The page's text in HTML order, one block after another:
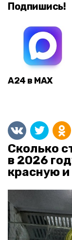
Подпишись!
А24 в MAX
Сколько
в 2026
красную